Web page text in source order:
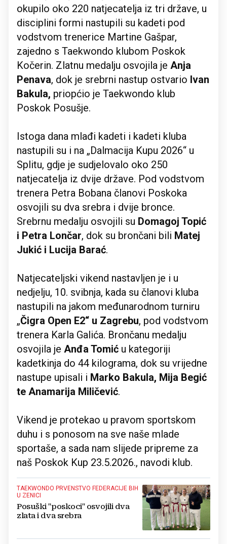
okupilo oko 220 natjecatelja iz tri države, u
disciplini formi nastupili su kadeti pod
vodstvom trenerice Martine Gašpar,
zajedno s Taekwondo klubom Poskok
Kočerin. Zlatnu medalju osvojila je Anja
Penava, dok je srebrni nastup ostvario Ivan
Bakula, priopćio je Taekwondo klub
Poskok Posušje.
Istoga dana mlađi kadeti i kadeti kluba
nastupili su i na „Dalmacija Kupu 2026“ u
Splitu, gdje je sudjelovalo oko 250
natjecatelja iz dvije države. Pod vodstvom
trenera Petra Bobana članovi Poskoka
osvojili su dva srebra i dvije bronce.
Srebrnu medalju osvojili su Domagoj Topić
i Petra Lončar, dok su brončani bili Matej
Jukić i Lucija Barać.
Natjecateljski vikend nastavljen je i u
nedjelju, 10. svibnja, kada su članovi kluba
nastupili na jakom međunarodnom turniru
„Čigra Open E2“ u Zagrebu, pod vodstvom
trenera Karla Galića. Brončanu medalju
osvojila je Anđa Tomić u kategoriji
kadetkinja do 44 kilograma, dok su vrijedne
nastupe upisali i Marko Bakula, Mija Begić
te Anamarija Miličević.
Vikend je protekao u pravom sportskom
duhu i s ponosom na sve naše mlade
sportaše, a sada nam slijede pripreme za
naš Poskok Kup 23.5.2026., navodi klub.
TAEKWONDO PRVENSTVO FEDERACIJE BIH
U ZENICI
Posuški "poskoci" osvojili dva
zlata i dva srebra